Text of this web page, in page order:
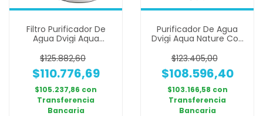
Filtro Purificador De
Agua Dvigi Aqua
$125.882,60
$110.776,69
$105.237,86 con
Transferencia
Bancaria
Purificador De Agua
Dvigi Aqua Nature Con
$123.405,00
$108.596,40
$103.166,58 con
Transferencia
Bancaria